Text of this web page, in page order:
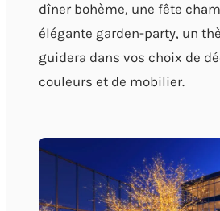
dîner bohème, une fête
élégante garden-party, un
guidera dans vos choix de
couleurs et de mobilier.